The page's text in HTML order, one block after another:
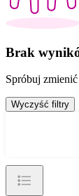
Brak
Spróbuj
Wyczyść filtry